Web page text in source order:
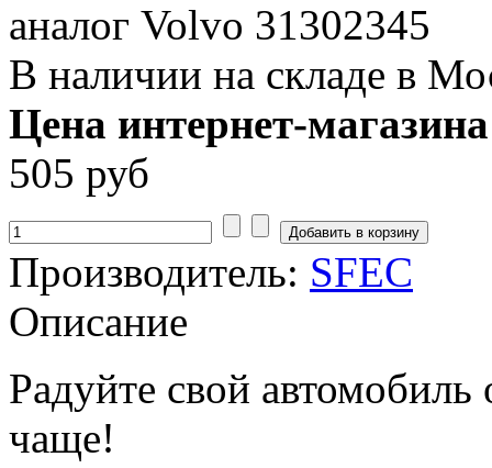
аналог Volvo 31302345
В наличии на складе в
Цена интернет-
505 руб
Производитель: SFEC
Описание
Радуйте свой
чаще!